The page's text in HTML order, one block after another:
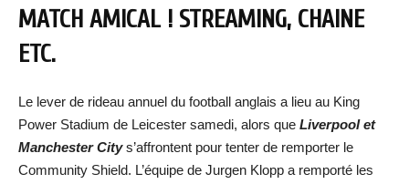
MATCH AMICAL ! STREAMING, CHAINE
ETC.
Le lever de rideau annuel du football anglais a lieu au King
Power Stadium de Leicester samedi, alors que Liverpool et
Manchester Citys’affrontent pour tenter de remporter le
Community Shield. L’équipe de Jurgen Klopp a remporté les